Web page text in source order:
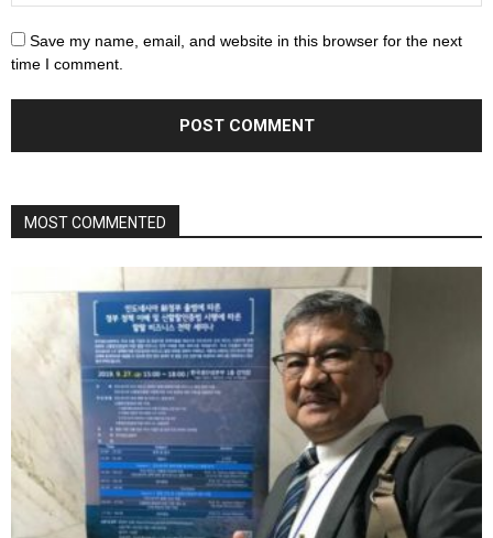
Save my name, email, and website in this browser for the next
time I comment.
MOST COMMENTED